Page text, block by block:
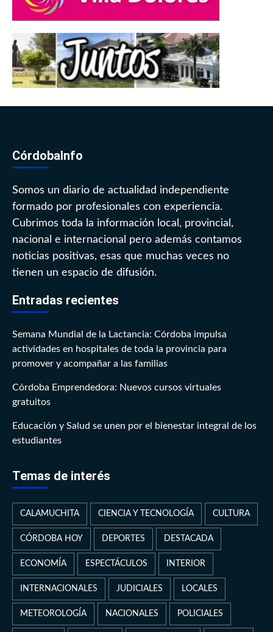
CórdobaInfo
Somos un diario de actualidad independiente
formado por profesionales con experiencia.
Cubrimos toda la información local, provincial,
nacional e internacional pero además contamos
noticias positivas, esas que muchas veces no
tienen un espacio de difusión.
Entradas recientes
Semana Mundial de la Lactancia: Córdoba impulsa
actividades en hospitales de toda la provincia para
promover y acompañar a las familias
Córdoba Emprendedora: Nuevos cursos virtuales
gratuitos
Educación y Salud se unen por el bienestar integral de los
estudiantes
Temas de interés
CALAMUCHITA CIENCIA Y TECNOLOGÍA CULTURA
CÓRDOBA HOY DEPORTES DESTACADA
ECONOMÍA ESPECTÁCULOS INTERIOR
INTERNACIONALES JUDICIALES LOCALES
METEOROLOGÍA NACIONALES POLICIALES